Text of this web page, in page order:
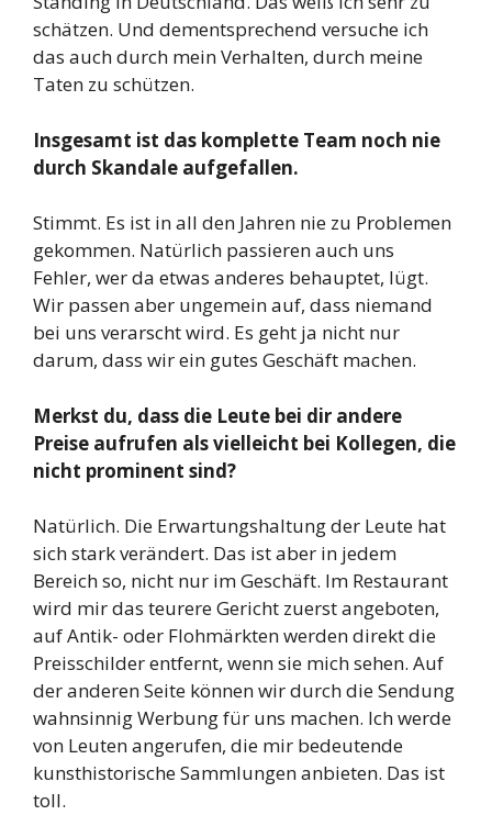
schätzen. Und dementsprechend versuche ich
das auch durch mein Verhalten, durch meine
Taten zu schützen.
Insgesamt ist das komplette Team noch nie
durch Skandale aufgefallen.
Stimmt. Es ist in all den Jahren nie zu Problemen
gekommen. Natürlich passieren auch uns
Fehler, wer da etwas anderes behauptet, lügt.
Wir passen aber ungemein auf, dass niemand
bei uns verarscht wird. Es geht ja nicht nur
darum, dass wir ein gutes Geschäft machen.
Merkst du, dass die Leute bei dir andere
Preise aufrufen als vielleicht bei Kollegen, die
nicht prominent sind?
Natürlich. Die Erwartungshaltung der Leute hat
sich stark verändert. Das ist aber in jedem
Bereich so, nicht nur im Geschäft. Im Restaurant
wird mir das teurere Gericht zuerst angeboten,
auf Antik- oder Flohmärkten werden direkt die
Preisschilder entfernt, wenn sie mich sehen. Auf
der anderen Seite können wir durch die Sendung
wahnsinnig Werbung für uns machen. Ich werde
von Leuten angerufen, die mir bedeutende
kunsthistorische Sammlungen anbieten. Das ist
toll.